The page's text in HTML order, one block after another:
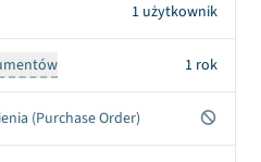
1 użytkownik
1 rok
(Purchase Order)